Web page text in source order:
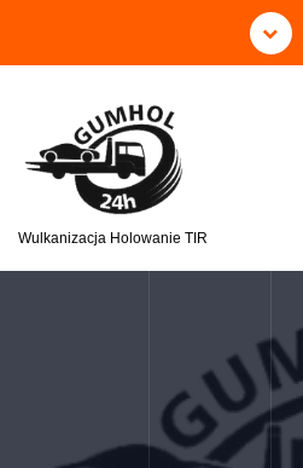
Wulkanizacja Holowanie TIR